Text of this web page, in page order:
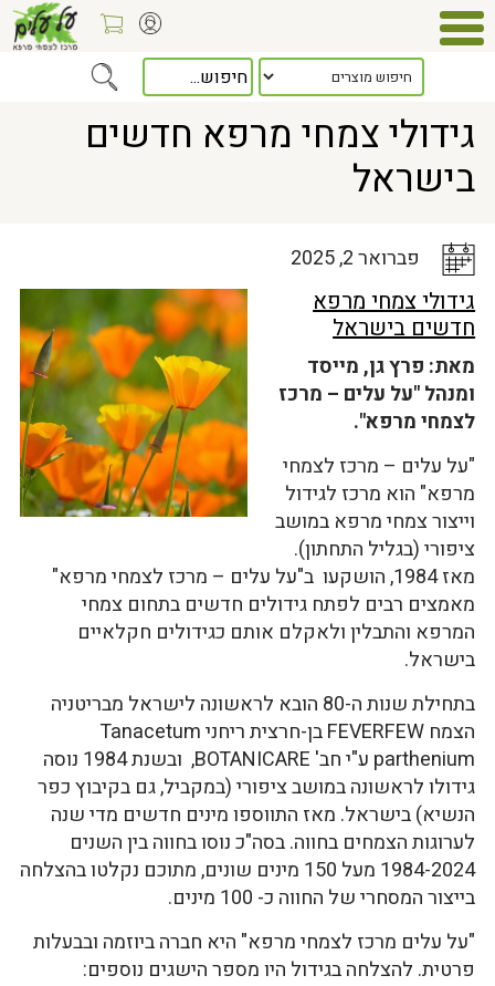
כלל המאמרים> גידולי צמחי מרפא חדשים בישראל
גידולי צמחי מרפא חדשים
בישראל
פברואר 2, 2025
גידולי צמחי מרפא
חדשים בישראל
מאת: פרץ גן, מייסד
ומנהל "על עלים – מרכז
לצמחי מרפא".
"על עלים – מרכז לצמחי
מרפא" הוא מרכז לגידול
וייצור צמחי מרפא במושב
ציפורי (בגליל התחתון).
מאז 1984, הושקעו ב"על עלים – מרכז לצמחי מרפא"
מאמצים רבים לפתח גידולים חדשים בתחום צמחי
המרפא והתבלין ולאקלם אותם כגידולים חקלאיים
בישראל.
בתחילת שנות ה-80 הובא לראשונה לישראל מבריטניה
הצמח FEVERFEW בן-חרצית ריחני Tanacetum
parthenium ע"י חב' BOTANICARE, ובשנת 1984 נוסה
גידולו לראשונה במושב ציפורי (במקביל, גם בקיבוץ כפר
הנשיא) בישראל. מאז התווספו מינים חדשים מדי שנה
לערוגות הצמחים בחווה. בסה"כ נוסו בחווה בין השנים
1984-2024 מעל 150 מינים שונים, מתוכם נקלטו בהצלחה
בייצור המסחרי של החווה כ- 100 מינים.
"על עלים מרכז לצמחי מרפא" היא חברה ביוזמה ובבעלות
פרטית. להצלחה בגידול היו מספר הישגים נוספים: